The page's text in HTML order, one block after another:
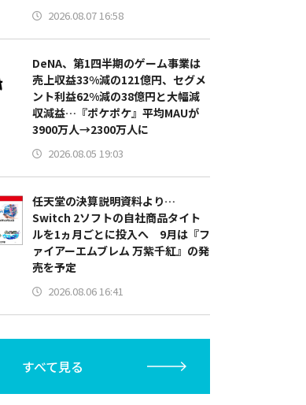
2026.08.07 16:58
DeNA、第1四半期のゲーム事業は
売上収益33%減の121億円、セグメ
ント利益62%減の38億円と大幅減
収減益…『ポケポケ』平均MAUが
3900万人→2300万人に
2026.08.05 19:03
任天堂の決算説明資料より…
Switch 2ソフトの自社商品タイト
ルを1ヵ月ごとに投入へ 9月は『フ
ァイアーエムブレム 万紫千紅』の発
売を予定
2026.08.06 16:41
すべて見る